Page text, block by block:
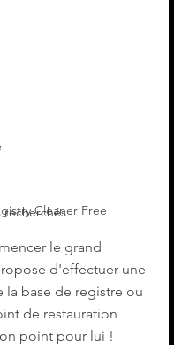
recherchésCleaner Free
le grand
d'effectuer une
la base de registre ou
de restauration
point pour lui !